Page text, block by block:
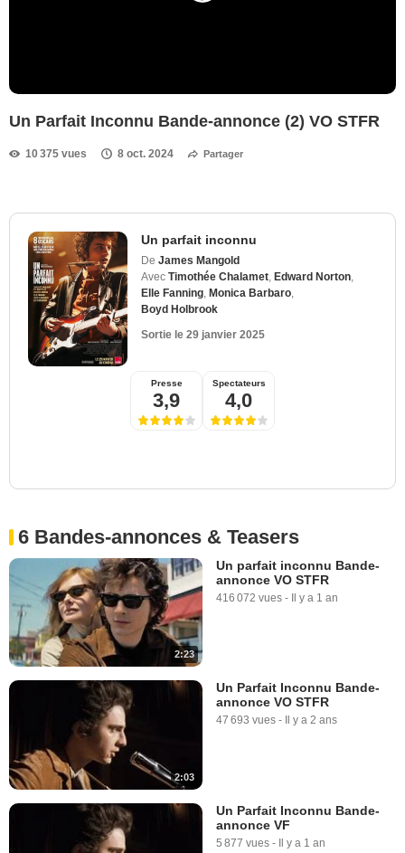
Un Parfait Inconnu Bande-annonce (2) VO STFR
10 375 vues 8 oct. 2024 Partager
Un parfait inconnu
De James Mangold
Avec Timothée Chalamet Edward Norton
Elle Fanning Monica Barbaro
Boyd Holbrook
Sortie le 29 janvier 2025
Presse
3,9
Spectateurs
4,0
6 Bandes-annonces & Teasers
2:23
Un parfait inconnu Bande-
annonce VO STFR
416 072 vues - Il y a 1 an
2:03
Un Parfait Inconnu Bande-
annonce VO STFR
47 693 vues - Il y a 2 ans
Un Parfait Inconnu Bande-
annonce VF
5 877 vues - Il y a 1 an